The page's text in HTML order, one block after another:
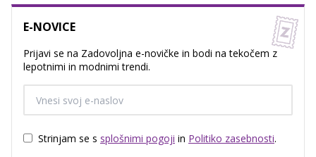
E-NOVICE
Prijavi se na Zadovoljna e-novičke in bodi na tekočem z
lepotnimi in modnimi trendi.
Strinjam se s splošnimi pogoji in Politiko zasebnosti.